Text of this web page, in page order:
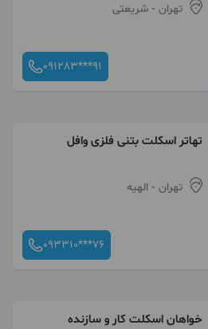
تهران - شریعتی
091283***91
تهاتر اسکلت بتنی فلزی وافل
تهران - الهیه
093310***76
خواهان اسکلت کار و سازنده